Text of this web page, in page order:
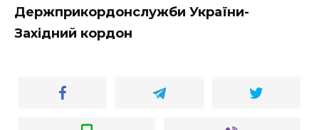
Держприкордонслужби України-
Західний кордон